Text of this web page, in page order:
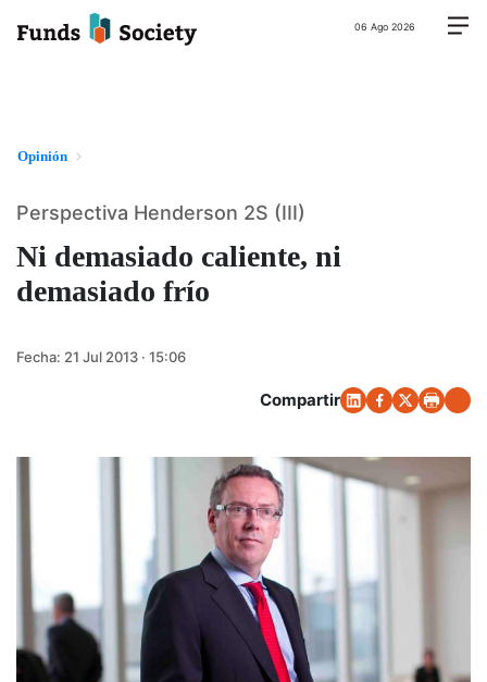
06 Ago 2026
Opinión
Ni demasiado caliente, ni
demasiado frío
Perspectiva Henderson 2S (III)
Fecha: 21 Jul 2013 · 15:06
Compartir